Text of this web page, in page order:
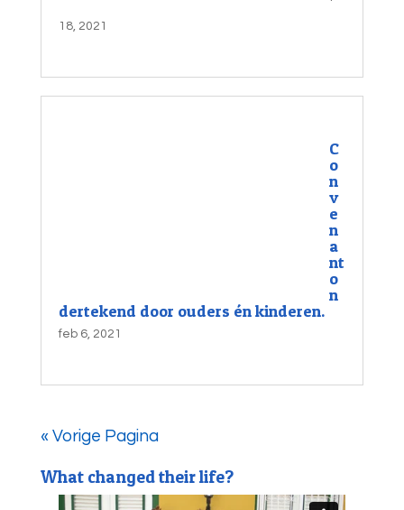
18, 2021
C
o
n
v
e
n
a
nt
o
n
dertekend door ouders én kinderen.
feb 6, 2021
« Vorige Pagina
What changed their life?